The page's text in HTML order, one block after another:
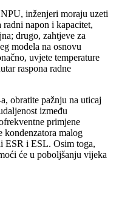
inženjeri moraju uzeti
napon i kapacitet,
drugo, zahtjeve za
modela na osnovu
uvjete temperature
raspona radne
obratite pažnju na uticaj
između
primjene
kondenzatora malog
ESR i ESL. Osim toga,
će u poboljšanju vijeka